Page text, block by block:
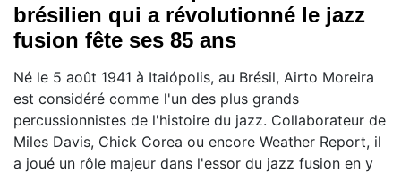
brésilien qui a révolutionné le jazz
fusion fête ses 85 ans
Né le 5 août 1941 à Itaiópolis, au Brésil, Airto Moreira
est considéré comme l'un des plus grands
percussionnistes de l'histoire du jazz. Collaborateur de
Miles Davis, Chick Corea ou encore Weather Report, il
a joué un rôle majeur dans l'essor du jazz fusion en y